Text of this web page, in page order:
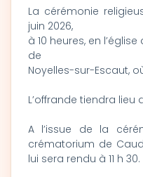
La cérémonie
juin 2026,
à 10 heures, en
de
Noyelles-sur-Escaut,
L’offrande tiendra
A l’issue de la
crématorium de
lui sera rendu à 11 h 30.